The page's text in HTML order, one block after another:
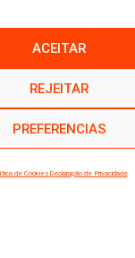
ACEITAR
REJEITAR
PREFERENCIAS
de Cookies Declaração de Privacidade